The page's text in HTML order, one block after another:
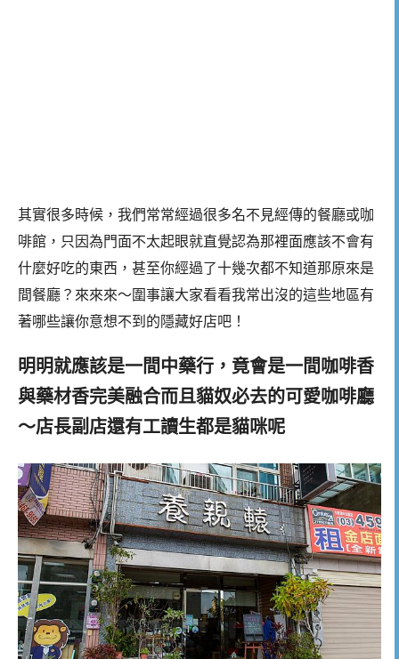
其實很多時候，我們常常經過很多名不見經傳的餐廳或咖
啡館，只因為門面不太起眼就直覺認為那裡面應該不會有
什麼好吃的東西，甚至你經過了十幾次都不知道那原來是
間餐廳？來來來～圍事讓大家看看我常出沒的這些地區有
著哪些讓你意想不到的隱藏好店吧！
明明就應該是一間中藥行，竟會是一間咖啡香
與藥材香完美融合而且貓奴必去的可愛咖啡廳
～店長副店還有工讀生都是貓咪呢